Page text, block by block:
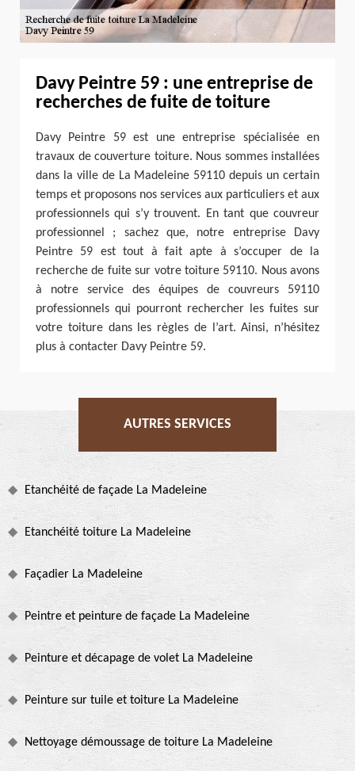
Davy Peintre 59 : une entreprise de
recherches de fuite de toiture
Davy Peintre 59 est une entreprise spécialisée en
travaux de couverture toiture. Nous sommes installées
dans la ville de La Madeleine 59110 depuis un certain
temps et proposons nos services aux particuliers et aux
professionnels qui s’y trouvent. En tant que couvreur
professionnel ; sachez que, notre entreprise Davy
Peintre 59 est tout à fait apte à s’occuper de la
recherche de fuite sur votre toiture 59110. Nous avons
à notre service des équipes de couvreurs 59110
professionnels qui pourront rechercher les fuites sur
votre toiture dans les règles de l’art. Ainsi, n’hésitez
plus à contacter Davy Peintre 59.
AUTRES SERVICES
Etanchéité de façade La Madeleine
Etanchéité toiture La Madeleine
Façadier La Madeleine
Peintre et peinture de façade La Madeleine
Peinture et décapage de volet La Madeleine
Peinture sur tuile et toiture La Madeleine
Nettoyage démoussage de toiture La Madeleine